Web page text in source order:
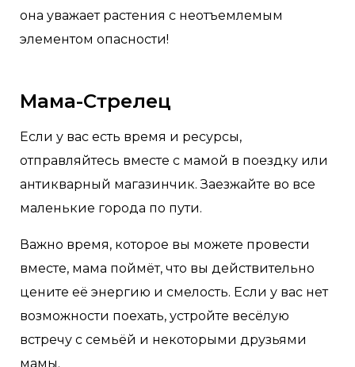
она уважает растения с неотъемлемым
элементом опасности!
Мама-Стрелец
Если у вас есть время и ресурсы,
отправляйтесь вместе с мамой в поездку или
антикварный магазинчик. Заезжайте во все
маленькие города по пути.
Важно время, которое вы можете провести
вместе, мама поймёт, что вы действительно
цените её энергию и смелость. Если у вас нет
возможности поехать, устройте весёлую
встречу с семьёй и некоторыми друзьями
мамы.